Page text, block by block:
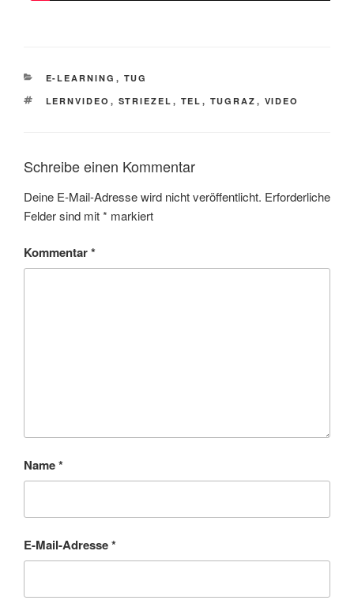
KATEGORIEN
E-LEARNING , TUG
SCHLAGWÖRTER
LERNVIDEO , STRIEZEL , TEL , TUGRAZ , VIDEO
Schreibe einen Kommentar
Deine E-Mail-Adresse wird nicht veröffentlicht. Erforderliche
Felder sind mit* markiert
Kommentar*
Name*
E-Mail-Adresse*